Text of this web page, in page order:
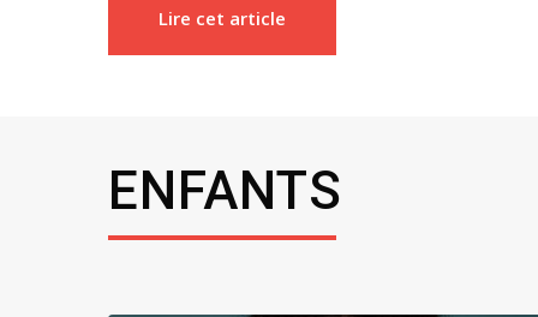
ENFANTS